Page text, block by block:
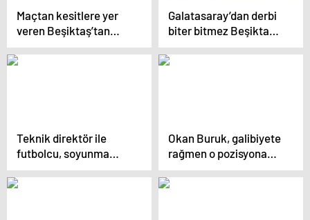
Maçtan kesitlere yer
veren Beşiktaş’tan
derbi sırasında olay
paylaşım
Galatasaray’dan derbi
biter bitmez Beşiktaş’a
olay gönderme
Teknik direktör ile
futbolcu, soyunma
odasında yumruk
yumruğa kavga etti
Okan Buruk, galibiyete
rağmen o pozisyona
isyan etti